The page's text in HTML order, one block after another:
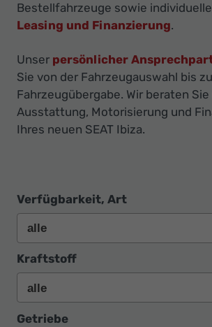
Bestellfahrzeuge sowie
Leasing und Finanzierung.
Unser persönlicher
Sie von der Fahrzeugauswahl bis
Fahrzeugübergabe. Wir beraten
Ausstattung, Motorisierung und
Ihres neuen SEAT Ibiza.
Verfügbarkeit, Art
Kraftstoff
Getriebe